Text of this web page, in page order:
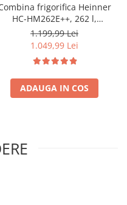
frigorifica Heinner
HC-HM262E++, 262 l,
Control electronic,
Iluminare LED, Usi
reversibile, Clasa E, H 180
cm, Alb
1.199,99 Lei
1.049,99 Lei
ADAUGA IN COS